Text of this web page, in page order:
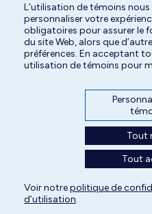
Tous droits réservés | Centre
L’utilisation de témoins
personnaliser votre
obligatoires pour assurer le
du site Web, alors que
préférences. En acceptant
utilisation de témoins pour
Tout
Tout
Voir notrepolitique de
d’utilisation.